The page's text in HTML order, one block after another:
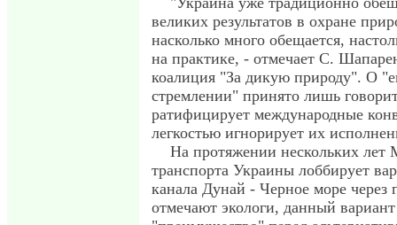
великих результатов в охране
насколько много обещается,
на практике, - отмечает С.
коалиция "За дикую природу". О
стремлении" принято лишь
ратифицирует международные
легкостью игнорирует их
На протяжении нескольких лет
транспорта Украины лоббирует
канала Дунай - Черное море через
отмечают экологи, данный